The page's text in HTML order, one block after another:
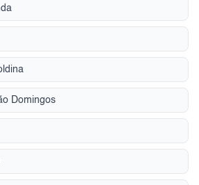
Domingos